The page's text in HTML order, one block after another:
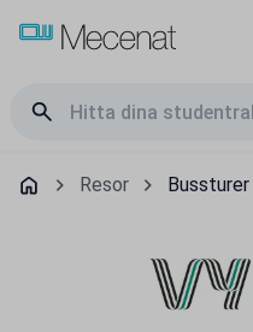
Resor Bussturer